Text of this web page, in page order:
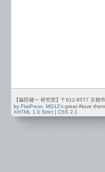
【脇田健一 研究室】〒612-8577 京
by FlatPress. MG12's great iNove
XHTML 1.0 Strict
CSS 2.1